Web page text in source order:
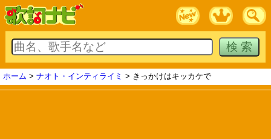
ホーム > ナオト・インティライミ > きっかけはキッカケで